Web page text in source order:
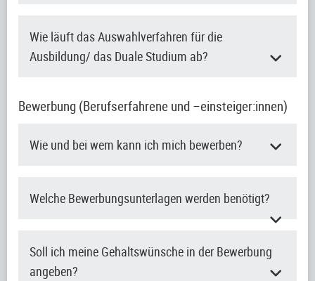
Wie läuft das Auswahlverfahren für die
Ausbildung/ das Duale Studium ab?
Bewerbung (Berufserfahrene und –einsteiger:innen)
Wie und bei wem kann ich mich bewerben?
Welche Bewerbungsunterlagen werden benötigt?
Soll ich meine Gehaltswünsche in der Bewerbung
angeben?